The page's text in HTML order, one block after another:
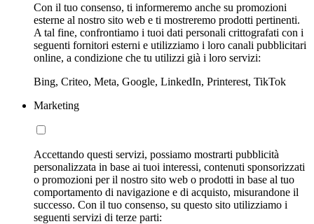
Con il tuo consenso, ti informeremo anche su promozioni
esterne al nostro sito web e ti mostreremo prodotti pertinenti.
A tal fine, confrontiamo i tuoi dati personali crittografati con i
seguenti fornitori esterni e utilizziamo i loro canali pubblicitari
online, a condizione che tu utilizzi già i loro servizi:
Bing, Criteo, Meta, Google, LinkedIn, Printerest, TikTok
Marketing
Accettando questi servizi, possiamo mostrarti pubblicità
personalizzata in base ai tuoi interessi, contenuti sponsorizzati
o promozioni per il nostro sito web o prodotti in base al tuo
comportamento di navigazione e di acquisto, misurandone il
successo. Con il tuo consenso, su questo sito utilizziamo i
seguenti servizi di terze parti: